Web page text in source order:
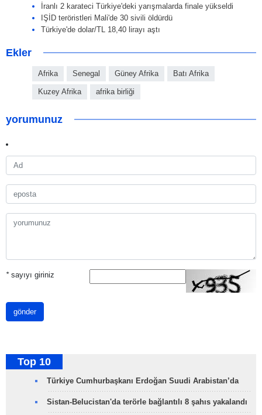
İranlı 2 karateci Türkiye'deki yarışmalarda finale yükseldi
IŞİD teröristleri Mali'de 30 sivili öldürdü
Türkiye'de dolar/TL 18,40 lirayı aştı
Ekler
Afrika Senegal Güney Afrika Batı Afrika
Kuzey Afrika afrika birliği
yorumunuz
*sayıyı giriniz
gönder
Top 10
Türkiye Cumhurbaşkanı Erdoğan Suudi Arabistan’da
Sistan-Belucistan'da terörle bağlantılı 8 şahıs yakalandı